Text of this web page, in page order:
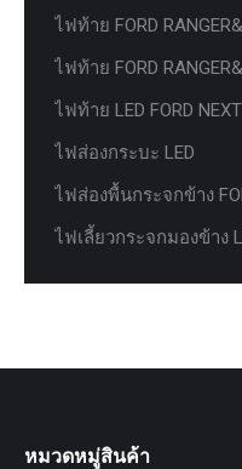
ไฟท้าย FORD
ไฟท้าย FORD
ไฟท้าย LED FORD
ไฟส่องกระบะ LED
ไฟส่องพื้นกระจกข้าง
ไฟเลี้ยวกระจกมองข้าง
หมวดหมู่สินค้า